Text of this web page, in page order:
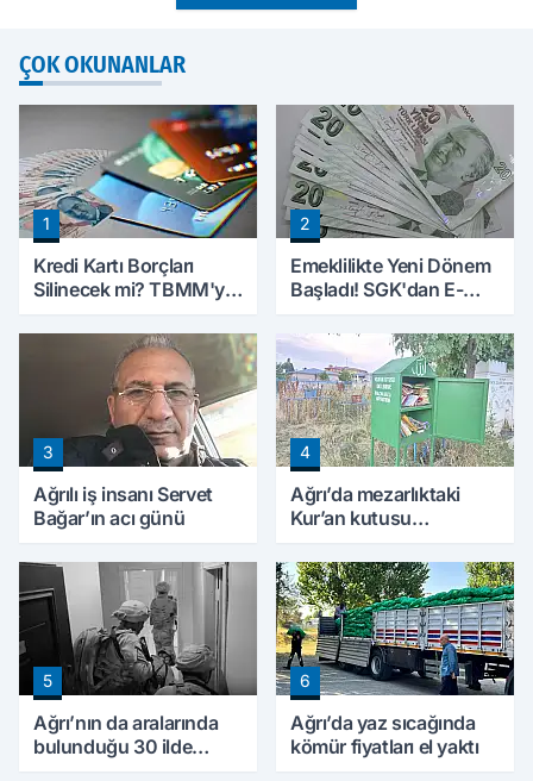
ÇOK OKUNANLAR
1
Kredi Kartı Borçları
Silinecek mi? TBMM'ye
Ayrıntıları Belli Oldu
2
Emeklilikte Yeni Dönem
Başladı! SGK'dan E-
3
Ağrılı iş insanı Servet
Bağar’ın acı günü
4
Ağrı’da mezarlıktaki
Kur’an kutusu
ilgi görüyor
5
Ağrı’nın da aralarında
bulunduğu 30 ilde
6
Ağrı’da yaz sıcağında
kömür fiyatları el yaktı